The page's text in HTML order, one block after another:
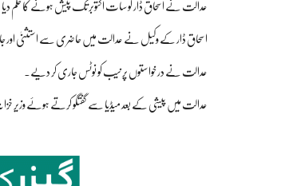
عدالت نے اسحاق ڈار کو سات اکتوبر تک پیش ہونے کا حکم دیا
اسحاق ڈار کے وکیل نے عدالت میں حاضری سے استثنیٰ اور
عدالت نے درخواستوں پر نیب کو نوٹس جاری کر دیے۔
عدالت میں پیشی کے بعد میڈیا سے گفتگو کرتے ہوئے وزیر